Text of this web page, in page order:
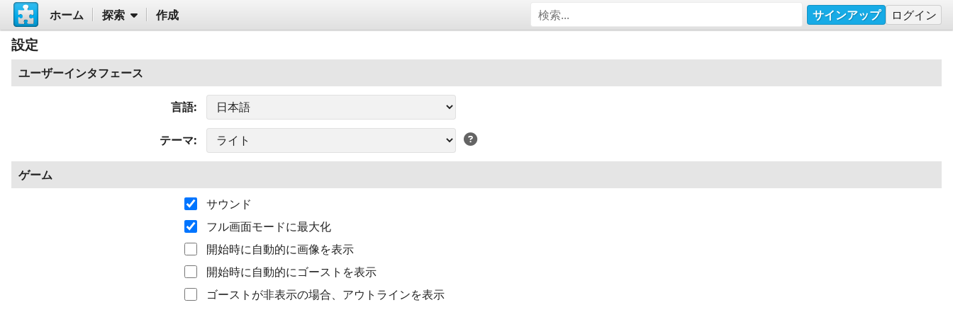
ホーム 探索 作成 サインアップ ログイン
設定
ユーザーインタフェース
言語
テーマ
ゲーム
サウンド
フル画面モードに最大化
開始時に自動的に画像を表示
開始時に自動的にゴーストを表示
ゴーストが非表示の場合、アウトラインを表示